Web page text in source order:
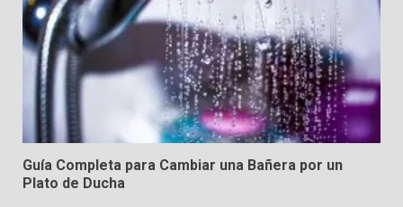
Guía Completa para Cambiar una Bañera por un
Plato de Ducha